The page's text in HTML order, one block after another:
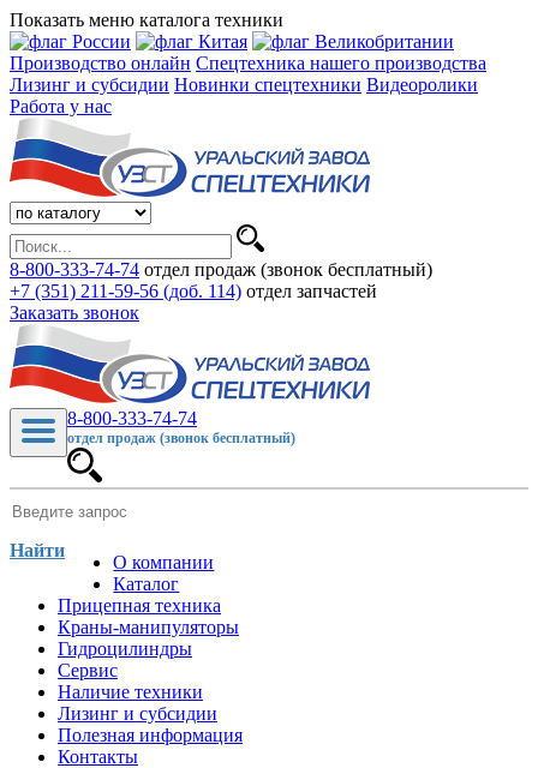
Показать меню каталога техники
Производство онлайн Спецтехника нашего производства
Лизинг и субсидии Новинки спецтехники Видеоролики
Работа у нас
8-800-333-74-74 отдел продаж (звонок бесплатный)
+7 (351) 211-59-56 (доб. 114) отдел запчастей
Заказать звонок
8-800-333-74-74
отдел продаж (звонок бесплатный)
Найти
О компании
Каталог
Прицепная техника
Краны-манипуляторы
Гидроцилиндры
Сервис
Наличие техники
Лизинг и субсидии
Полезная информация
Контакты